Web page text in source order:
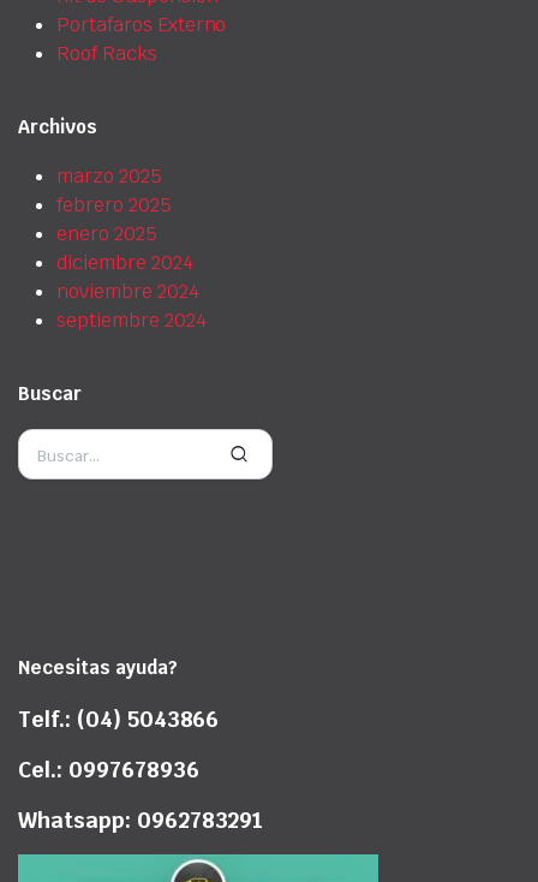
Portafaros Externo
Roof Racks
Archivos
marzo 2025
febrero 2025
enero 2025
diciembre 2024
noviembre 2024
septiembre 2024
Buscar
Necesitas ayuda?
Telf.: (04) 5043866
Cel.: 0997678936
Whatsapp: 0962783291